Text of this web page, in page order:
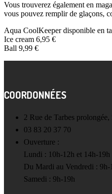
Vous trouverez également en
vous pouvez remplir de glaçons,
Aqua CoolKeeper disponible en
Ice cream 6,95 €
Ball 9,99 €
COORDONNÉES
2 Rue de Tarbes
03 83 20 37 70
Ouverture :
Lundi : 10h-12h et 14h-19h
Du Mardi au Vendredi : 9h-
Samedi : 9h-19h